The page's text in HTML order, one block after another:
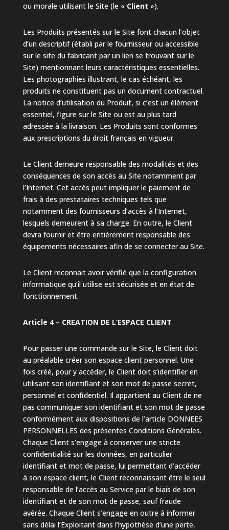
ou morale utilisant le Site (le « Client »).
Les Produits présentés sur le Site font chacun l’objet
d’un descriptif (établi par le fournisseur ou accessible
sur le site du fabricant par un lien se trouvant sur le
Site) mentionnant leurs caractéristiques essentielles.
Les photographies illustrant, le cas échéant, les
produits ne constituent pas un document contractuel.
La notice d’utilisation du Produit, si c’est un élément
essentiel, figure sur le Site ou est au plus tard
adressée à la livraison. Les Produits sont conformes
aux prescriptions du droit français en vigueur.
Le Client demeure responsable des modalités et des
conséquences de son accès au Site notamment par
l’Internet. Cet accès peut impliquer le paiement de
frais à des prestataires techniques tels que
notamment des fournisseurs d’accès à l’Internet,
lesquels demeurent à sa charge. En outre, le Client
devra fournir et être entièrement responsable des
équipements nécessaires afin de se connecter au Site.
Le Client reconnait avoir vérifié que la configuration
informatique qu’il utilise est sécurisée et en état de
fonctionnement.
Article 4 – CREATION DE L’ESPACE CLIENT
Pour passer une commande sur le Site, le Client doit
au préalable créer son espace client personnel. Une
fois créé, pour y accéder, le Client doit s’identifier en
utilisant son identifiant et son mot de passe secret,
personnel et confidentiel. Il appartient au Client de ne
pas communiquer son identifiant et son mot de passe
conformément aux dispositions de l’article DONNEES
PERSONNELLES des présentes Conditions Générales.
Chaque Client s’engage à conserver une stricte
confidentialité sur les données, en particulier
identifiant et mot de passe, lui permettant d’accéder
à son espace client, le Client reconnaissant être le seul
responsable de l’accès au Service par le biais de son
identifiant et de son mot de passe, sauf fraude
avérée. Chaque Client s’engage en outre à informer
sans délai l’Exploitant dans l’hypothèse d’une perte,